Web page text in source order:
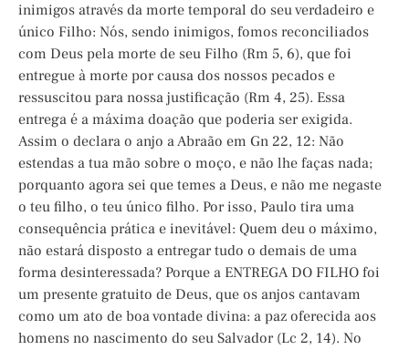
inimigos através da morte temporal do seu verdadeiro e
único Filho: Nós, sendo inimigos, fomos reconciliados
com Deus pela morte de seu Filho (Rm 5, 6), que foi
entregue à morte por causa dos nossos pecados e
ressuscitou para nossa justificação (Rm 4, 25). Essa
entrega é a máxima doação que poderia ser exigida.
Assim o declara o anjo a Abraão em Gn 22, 12: Não
estendas a tua mão sobre o moço, e não lhe faças nada;
porquanto agora sei que temes a Deus, e não me negaste
o teu filho, o teu único filho. Por isso, Paulo tira uma
consequência prática e inevitável: Quem deu o máximo,
não estará disposto a entregar tudo o demais de uma
forma desinteressada? Porque a ENTREGA DO FILHO foi
um presente gratuito de Deus, que os anjos cantavam
como um ato de boa vontade divina: a paz oferecida aos
homens no nascimento do seu Salvador (Lc 2, 14). No